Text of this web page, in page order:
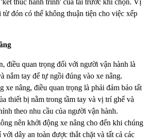
từ đón có thể không thuận tiện cho việc xếp
điều quan trọng đối với người vận hành là
nắm tay để tự ngồi đúng vào xe nâng.
xe nâng, điều quan trọng là phải đảm bảo tất
thiết bị nằm trong tầm tay và vị trí ghế và
theo nhu cầu của người vận hành.
nên khởi động xe nâng cho đến khi chúng
dây an toàn được thắt chặt và tất cả các